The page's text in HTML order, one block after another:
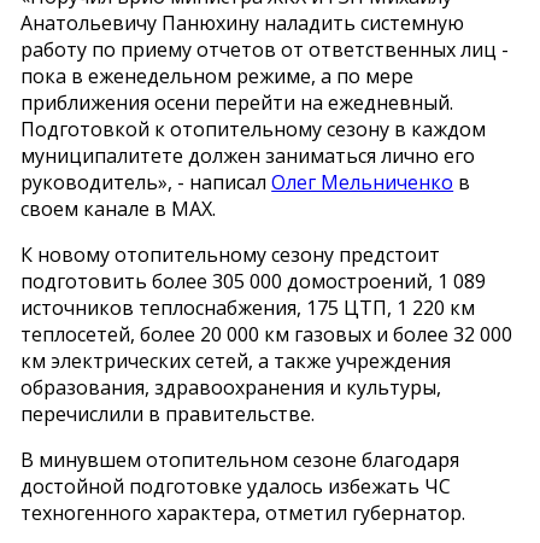
Анатольевичу Панюхину наладить системную
работу по приему отчетов от ответственных лиц -
пока в еженедельном режиме, а по мере
приближения осени перейти на ежедневный.
Подготовкой к отопительному сезону в каждом
муниципалитете должен заниматься лично его
руководитель», - написалОлег Мельниченко в
своем канале в МАХ.
К новому отопительному сезону предстоит
подготовить более 305 000 домостроений, 1 089
источников теплоснабжения, 175 ЦТП, 1 220 км
теплосетей, более 20 000 км газовых и более 32 000
км электрических сетей, а также учреждения
образования, здравоохранения и культуры,
перечислили в правительстве.
В минувшем отопительном сезоне благодаря
достойной подготовке удалось избежать ЧС
техногенного характера, отметил губернатор.